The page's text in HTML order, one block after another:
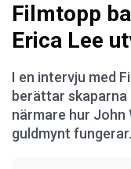
Filmtopp
Erica Lee
I en intervju med
berättar skaparna
närmare hur John
guldmynt fungerar.